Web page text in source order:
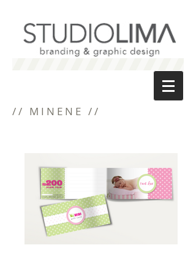
// MINENE //